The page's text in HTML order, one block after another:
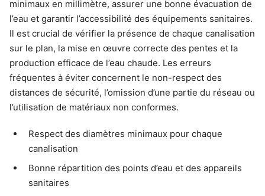
minimaux en millimètre, assurer une bonne évacuation de
l’eau et garantir l’accessibilité des équipements sanitaires.
Il est crucial de vérifier la présence de chaque canalisation
sur le plan, la mise en œuvre correcte des pentes et la
production efficace de l’eau chaude. Les erreurs
fréquentes à éviter concernent le non-respect des
distances de sécurité, l’omission d’une partie du réseau ou
l’utilisation de matériaux non conformes.
Respect des diamètres minimaux pour chaque
canalisation
Bonne répartition des points d’eau et des appareils
sanitaires